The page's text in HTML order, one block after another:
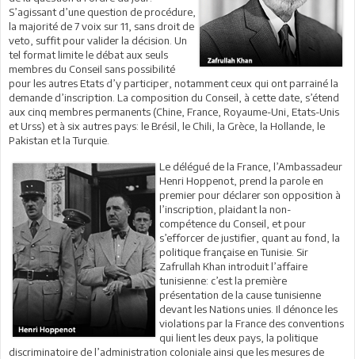
S’agissant d’une question de procédure,
la majorité de 7 voix sur 11, sans droit de
veto, suffit pour valider la décision. Un
tel format limite le débat aux seuls
membres du Conseil sans possibilité
pour les autres Etats d’y participer, notamment ceux qui ont parrainé la
demande d’inscription. La composition du Conseil, à cette date, s’étend
aux cinq membres permanents (Chine, France, Royaume-Uni, Etats-Unis
et Urss) et à six autres pays: le Brésil, le Chili, la Grèce, la Hollande, le
Pakistan et la Turquie.
Le délégué de la France, l’Ambassadeur
Henri Hoppenot, prend la parole en
premier pour déclarer son opposition à
l’inscription, plaidant la non-
compétence du Conseil, et pour
s’efforcer de justifier, quant au fond, la
politique française en Tunisie. Sir
Zafrullah Khan introduit l’affaire
tunisienne: c’est la première
présentation de la cause tunisienne
devant les Nations unies. Il dénonce les
violations par la France des conventions
qui lient les deux pays, la politique
discriminatoire de l’administration coloniale ainsi que les mesures de